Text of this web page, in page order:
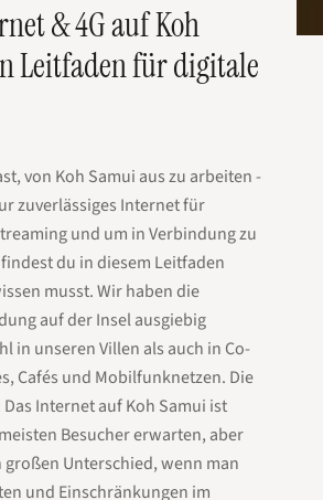
& 4G auf Koh
Leitfaden für digitale
von Koh Samui aus zu arbeiten -
zuverlässiges Internet für
und um in Verbindung zu
du in diesem Leitfaden
musst. Wir haben die
auf der Insel ausgiebig
in unseren Villen als auch in Co-
Cafés und Mobilfunknetzen. Die
Internet auf Koh Samui ist
Besucher erwarten, aber
großen Unterschied, wenn man
und Einschränkungen im